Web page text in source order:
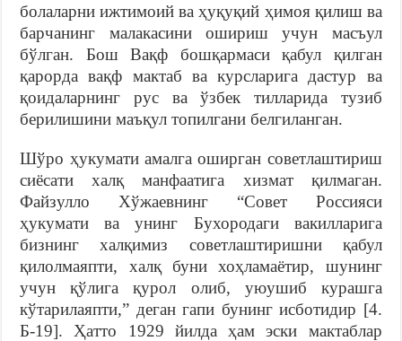
болаларни ижтимоий ва ҳуқуқий ҳимоя қилиш ва
барчанинг малакасини ошириш учун масъул
бўлган. Бош Вақф бошқармаси қабул қилган
қарорда вақф мактаб ва курсларига дастур ва
қоидаларнинг рус ва ўзбек тилларида тузиб
берилишини маъқул топилгани белгиланган.
Шўро ҳукумати амалга оширган советлаштириш
сиёсати халқ манфаатига хизмат қилмаган.
Файзулло Хўжаевнинг “Совет Россияси
ҳукумати ва унинг Бухородаги вакилларига
бизнинг халқимиз советлаштиришни қабул
қилолмаяпти, халқ буни хоҳламаётир, шунинг
учун қўлига қурол олиб, уюушиб курашга
кўтарилаяпти,” деган гапи бунинг исботидир [4.
Б-19]. Ҳатто 1929 йилда ҳам эски мактаблар